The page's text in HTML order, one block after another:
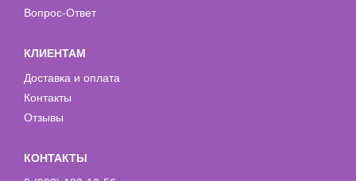
Вопрос-Ответ
КЛИЕНТАМ
Доставка и оплата
Контакты
Отзывы
КОНТАКТЫ